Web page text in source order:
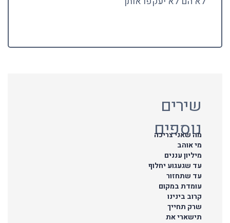
שירים
נוספים
מה שאני צריכה
מי אוהב
מיליון עננים
עד שגעגוע יחלוף
עד שתחזור
עומדת במקום
קרוב בינינו
שרק תחייך
תישארי את